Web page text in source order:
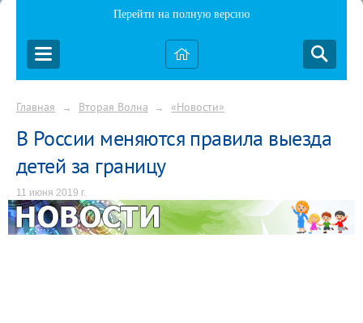
Перейти на полную версию
Главная → Вторая Волна → «Новости»
В России меняются правила выезда
детей за границу
11 июня 2019 г.